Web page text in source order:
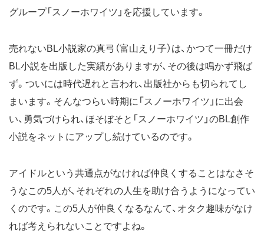
グループ「スノーホワイツ」を応援しています。
売れないBL小説家の真弓（富山えり子）は、かつて一冊だけ
BL小説を出版した実績がありますが、その後は鳴かず飛ば
ず。ついには時代遅れと言われ、出版社からも切られてし
まいます。そんなつらい時期に「スノーホワイツ」に出会
い、勇気づけられ、ほそぼそと「スノーホワイツ」のBL創作
小説をネットにアップし続けているのです。
アイドルという共通点がなければ仲良くすることはなさそ
うなこの5人が、それぞれの人生を助け合うようになってい
くのです。この5人が仲良くなるなんて、オタク趣味がなけ
れば考えられないことですよね。